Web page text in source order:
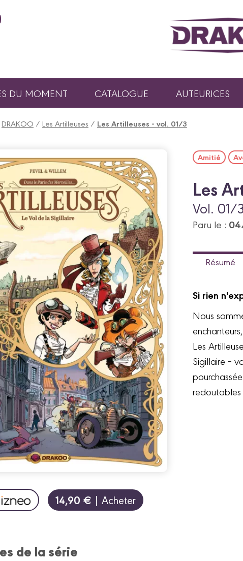
DU MOMENT CATALOGUE AUTEURICES
DRAKOO / Les Artilleuses / Les Artilleuses - vol. 01/3
14,90 € | Acheter
Amitié
Les
Vol. 01/
Paru le :
Résumé
Si rien
Nous
Les
Sigillaire –
redoutables
de la série